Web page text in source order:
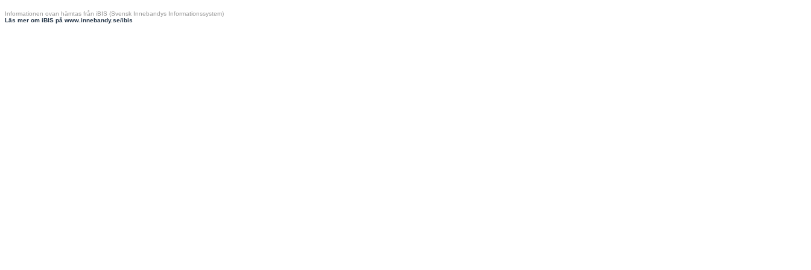
Informationen ovan hämtas från iBIS (Svensk Innebandys Informationssystem)
Läs mer om iBIS på www.innebandy.se/ibis